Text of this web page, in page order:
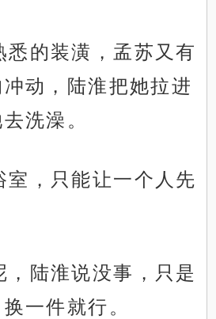
悉的装潢，孟苏又有
动，陆淮把她拉进
洗澡。
室，只能让一个人先
，陆淮说没事，只是
一件就行。